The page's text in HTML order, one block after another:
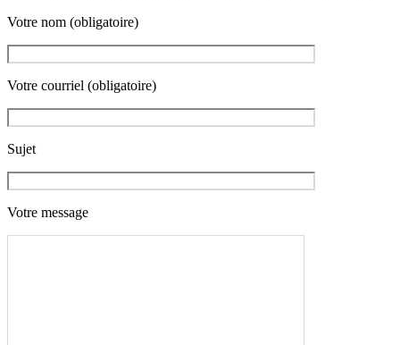
Votre nom (obligatoire)
Votre courriel (obligatoire)
Sujet
Votre message